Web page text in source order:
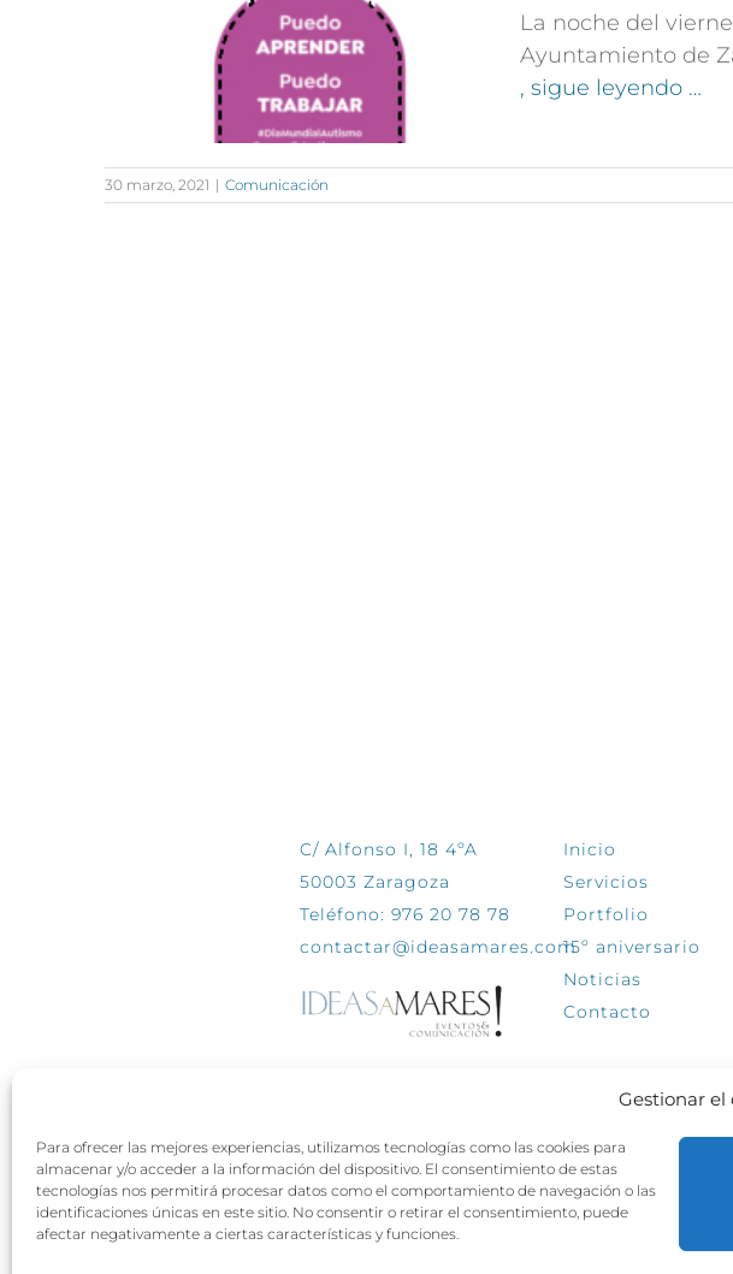
Gestionar el
Para ofrecer las mejores experiencias, utilizamos tecnologías como las cookies para
almacenar y/o acceder a la información del dispositivo. El consentimiento de estas
tecnologías nos permitirá procesar datos como el comportamiento de navegación o las
identificaciones únicas en este sitio. No consentir o retirar el consentimiento, puede
afectar negativamente a ciertas características y funciones.
La noche del
Ayuntamiento de
, sigue leyendo …
30 marzo, 2021 | Comunicación
C/ Alfonso I, 18 4ºA
50003 Zaragoza
Teléfono: 976 20 78 78
contactar@ideasamares.com
Inicio
Servicios
Portfolio
15º aniversario
Noticias
Contacto